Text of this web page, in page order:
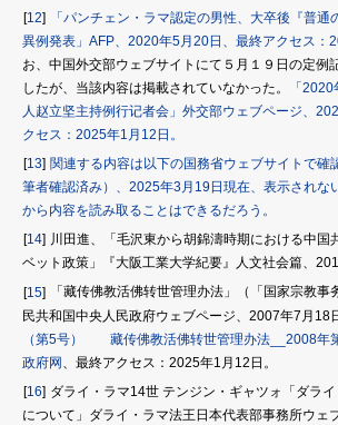
12
「パンチェン・ラマ認定の男性、大卒後『普通
異例発表」AFP、2020年5月20日、最終アクセス：
お、中国外交部ウェブサイトにて５月１９日の定例
したが、当該内容は掲載されていなかった。
「
人赵立坚主持例行记者会」外交部ウェブページ、
クセス：2025年1月12日。
13 関連する内容は以下の国務省ウェブサイトで確
筆者確認済み）、2025年3月19日現在、表示されな
から内容を読み取ることはできるだろう。
14
川田進、「毛沢東から胡錦濤時期における中国
ベット政策」『大阪工業大学紀要』人文社会篇、
15
「藏传佛教活佛转世管理办法」（「国家宗教事
民共和国中央人民政府ウェブページ、2007年7月18
（第5号） 藏传佛教活佛转世管理办法__2008年
政府网、最終アクセス：2025年1月12日。
16
ダライ・ラマ14世 テンジン・ギャツォ「ダラ
について」ダライ・ラマ法王日本代表部事務所ウェ